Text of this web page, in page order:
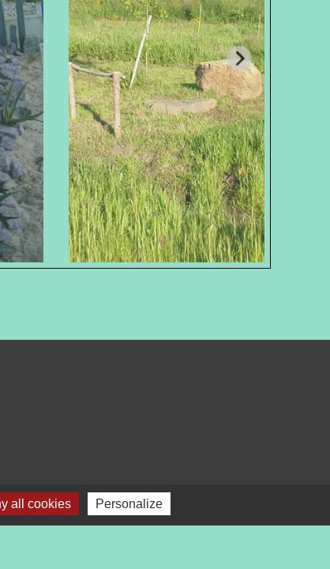
all cookies Personalize